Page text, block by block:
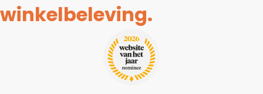
winkelbeleving.